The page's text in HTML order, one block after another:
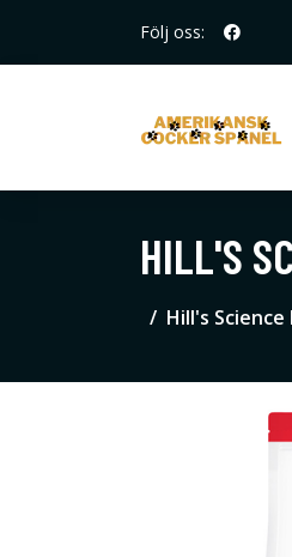
Följ oss:
HILL'S
Hill's